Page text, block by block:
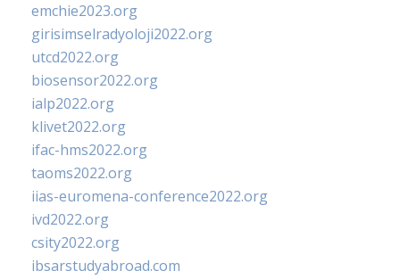
emchie2023.org
girisimselradyoloji2022.org
utcd2022.org
biosensor2022.org
ialp2022.org
klivet2022.org
ifac-hms2022.org
taoms2022.org
iias-euromena-conference2022.org
ivd2022.org
csity2022.org
ibsarstudyabroad.com